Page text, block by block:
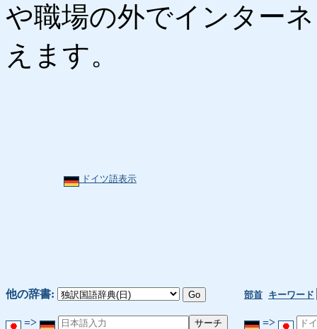
や職場の外でインター
えます。
ドイツ語表示
他の辞書: 部首 キーワード
=> =>